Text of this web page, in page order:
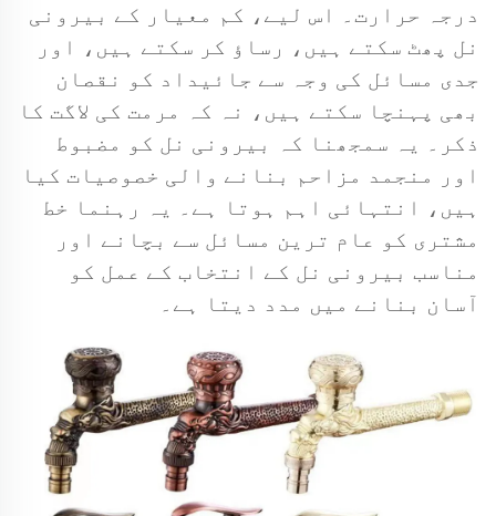
درجہ حرارت۔ اس لیے، کم معیار کے بیرونی
نل پھٹ سکتے ہیں، رساؤ کر سکتے ہیں، اور
جدی مسائل کی وجہ سے جائیداد کو نقصان
بھی پہنچا سکتے ہیں، نہ کہ مرمت کی لاگت کا
ذکر۔ یہ سمجھنا کہ بیرونی نل کو مضبوط
اور منجمد مزاحم بنانے والی خصوصیات کیا
ہیں، انتہائی اہم ہوتا ہے۔ یہ رہنما خط
مشتری کو عام ترین مسائل سے بچانے اور
مناسب بیرونی نل کے انتخاب کے عمل کو
آسان بنانے میں مدد دیتا ہے۔